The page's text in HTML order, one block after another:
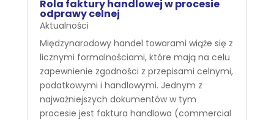
Rola faktury handlowej w procesie
odprawy celnej
Aktualności
Międzynarodowy handel towarami wiąże się z
licznymi formalnościami, które mają na celu
zapewnienie zgodności z przepisami celnymi,
podatkowymi i handlowymi. Jednym z
najważniejszych dokumentów w tym
procesie jest faktura handlowa (commercial